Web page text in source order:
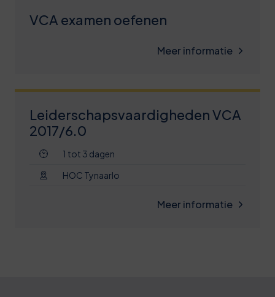
VCA examen oefenen
Meer informatie
Leiderschapsvaardigheden VCA
2017/6.0
1 tot 3 dagen
HOC Tynaarlo
Meer informatie